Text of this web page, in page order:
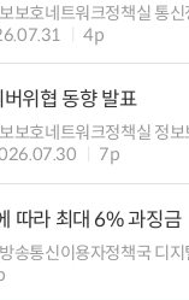
보호네트워크정책실 통
4p
위협 동향 발표
보호네트워크정책실 정
7p
따라 최대 6% 과징금
송통신이용자정책국 디